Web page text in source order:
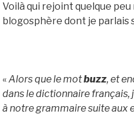
Voilà qui rejoint quelque peu
blogosphère dont je parlais
«Alors que le motbuzz, et
dans le dictionnaire français,
à notre grammaire suite aux